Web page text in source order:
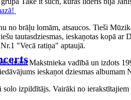
brāļu lomām, atsaucos. Tieši
tautasdziesmas, ieskaņotas kopā
"Vecā ratiņa" aptaujā.
Ivara Makstnieka vadībā un izdots
ieskaņot dziesmas
izpildītājs. Vairāki no